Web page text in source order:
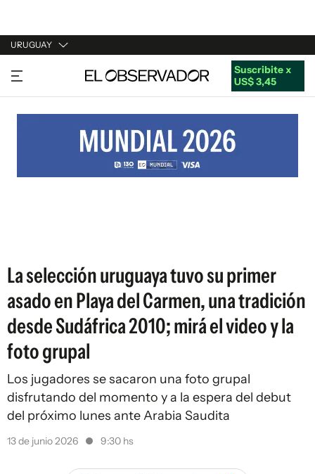
URUGUAY
URUGUAY
ARGENTINA
ESTADOS UNIDOS
Suscribite x
US$ 3,45
La selección uruguaya tuvo su primer
asado en Playa del Carmen, una tradición
desde Sudáfrica 2010; mirá el video y la
foto grupal
Los jugadores se sacaron una foto grupal
disfrutando del momento y a la espera del debut
del próximo lunes ante Arabia Saudita
13 de junio 2026 9:30 hs